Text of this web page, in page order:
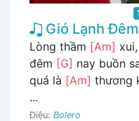
Gió Lạnh
Lòng thầm [Am]
đêm [G] nay buồn
quá là [Am] thương
...
Điệu: Bolero